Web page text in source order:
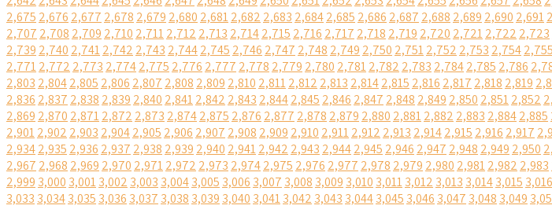
2,675 2,676 2,677 2,678 2,679 2,680 2,6812,682 2,683 2,6842,685 2,686 2,687 2,688 2,689 2,690 2,691
2,707 2,708 2,709 2,710 2,7112,712 2,713 2,7142,715 2,716 2,717 2,718 2,719 2,720 2,7212,722 2,723
2,739 2,740 2,7412,742 2,743 2,7442,745 2,746 2,747 2,748 2,749 2,750 2,7512,752 2,753 2,7542,755
2,7712,772 2,773 2,7742,775 2,776 2,777 2,778 2,779 2,780 2,7812,782 2,783 2,7842,785 2,786
2,803 2,8042,805 2,806 2,807 2,808 2,809 2,810 2,8112,812 2,813 2,8142,815 2,816 2,817 2,818 2,819
2,836 2,837 2,838 2,839 2,840 2,8412,842 2,843 2,8442,845 2,846 2,847 2,848 2,849 2,850 2,8512,852
2,869 2,870 2,8712,872 2,873 2,8742,875 2,876 2,877 2,878 2,879 2,880 2,8812,882 2,883 2,8842,885
2,9012,902 2,903 2,9042,905 2,906 2,907 2,908 2,909 2,910 2,9112,912 2,913 2,9142,915 2,916 2,917
2,9342,935 2,936 2,937 2,938 2,939 2,940 2,9412,942 2,943 2,9442,945 2,946 2,947 2,948 2,949 2,950
2,967 2,968 2,969 2,970 2,9712,972 2,973 2,9742,975 2,976 2,977 2,978 2,979 2,980 2,9812,982 2,983
2,999 3,000 3,0013,002 3,003 3,0043,005 3,006 3,007 3,008 3,009 3,010 3,0113,012 3,013 3,0143,015 3,016
3,033 3,0343,035 3,036 3,037 3,038 3,039 3,040 3,0413,042 3,043 3,0443,045 3,046 3,047 3,048 3,049